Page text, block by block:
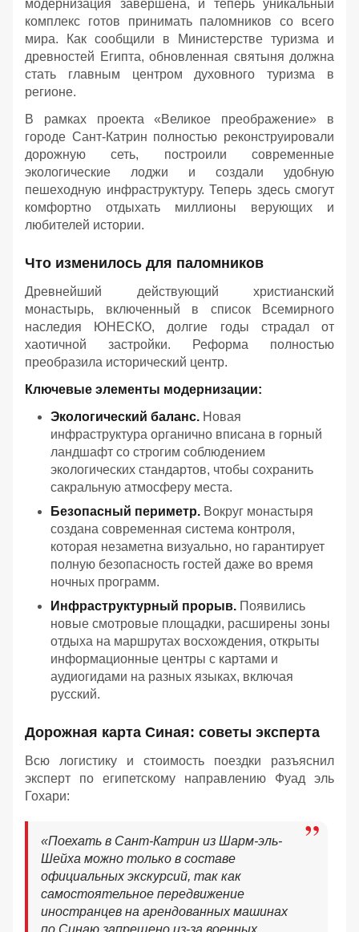
модернизация завершена, и теперь уникальный
комплекс готов принимать паломников со всего
мира. Как сообщили в Министерстве туризма и
древностей Египта, обновленная святыня должна
стать главным центром духовного туризма в
регионе.
В рамках проекта «Великое преображение» в
городе Сант-Катрин полностью реконструировали
дорожную сеть, построили современные
экологические лоджи и создали удобную
пешеходную инфраструктуру. Теперь здесь смогут
комфортно отдыхать миллионы верующих и
любителей истории.
Что изменилось для паломников
Древнейший действующий христианский
монастырь, включенный в список Всемирного
наследия ЮНЕСКО, долгие годы страдал от
хаотичной застройки. Реформа полностью
преобразила исторический центр.
Ключевые элементы модернизации:
Экологический баланс. Новая
инфраструктура органично вписана в горный
ландшафт со строгим соблюдением
экологических стандартов, чтобы сохранить
сакральную атмосферу места.
Безопасный периметр. Вокруг монастыря
создана современная система контроля,
которая незаметна визуально, но гарантирует
полную безопасность гостей даже во время
ночных программ.
Инфраструктурный прорыв. Появились
новые смотровые площадки, расширены зоны
отдыха на маршрутах восхождения, открыты
информационные центры с картами и
аудиогидами на разных языках, включая
русский.
Дорожная карта Синая: советы эксперта
Всю логистику и стоимость поездки разъяснил
эксперт по египетскому направлению Фуад эль
Гохари:
«Поехать в Сант-Катрин из Шарм-эль-
Шейха можно только в составе
официальных экскурсий, так как
самостоятельное передвижение
иностранцев на арендованных машинах
по Синаю запрещено из-за военных